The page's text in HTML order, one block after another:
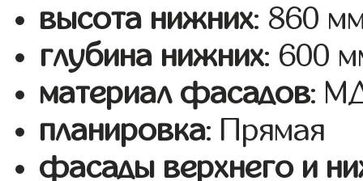
высота нижних: 860
глубина нижних: 600
материал фасадов:
планировка: Прямая
фасады верхнего и